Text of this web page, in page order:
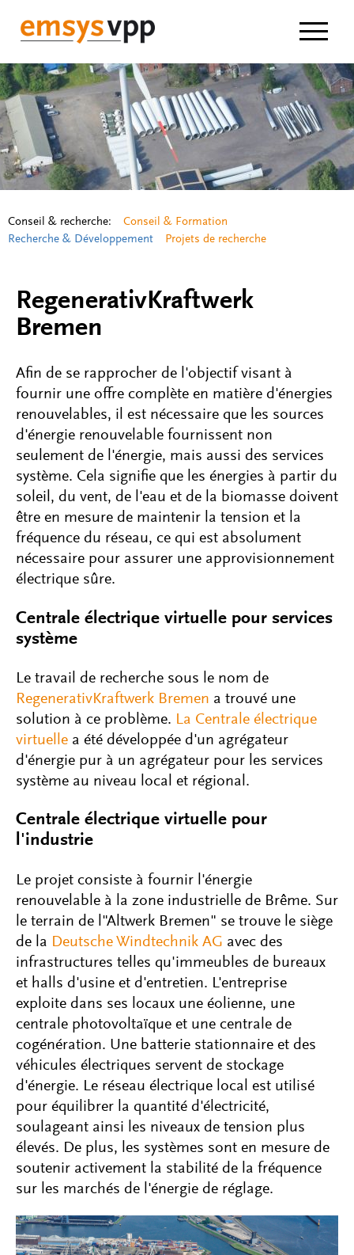
Conseil & recherche:
Conseil & Formation
Recherche & Développement
Projets de recherche
RegenerativKraftwerk
Bremen
Afin de se rapprocher de l'objectif visant à
fournir une offre complète en matière d'énergies
renouvelables, il est nécessaire que les sources
d'énergie renouvelable fournissent non
seulement de l'énergie, mais aussi des services
système. Cela signifie que les énergies à partir du
soleil, du vent, de l'eau et de la biomasse doivent
être en mesure de maintenir la tension et la
fréquence du réseau, ce qui est absolument
nécessaire pour assurer une approvisionnement
électrique sûre.
Centrale électrique virtuelle pour services
système
Le travail de recherche sous le nom de
RegenerativKraftwerk Bremen a trouvé une
solution à ce problème. La Centrale électrique
virtuelle a été développée d'un agrégateur
d'énergie pur à un agrégateur pour les services
système au niveau local et régional.
Centrale électrique virtuelle pour
l'industrie
Le projet consiste à fournir l'énergie
renouvelable à la zone industrielle de Brême. Sur
le terrain de l"Altwerk Bremen" se trouve le siège
de la Deutsche Windtechnik AG avec des
infrastructures telles qu'immeubles de bureaux
et halls d'usine et d'entretien. L'entreprise
exploite dans ses locaux une éolienne, une
centrale photovoltaïque et une centrale de
cogénération. Une batterie stationnaire et des
véhicules électriques servent de stockage
d'énergie. Le réseau électrique local est utilisé
pour équilibrer la quantité d'électricité,
soulageant ainsi les niveaux de tension plus
élevés. De plus, les systèmes sont en mesure de
soutenir activement la stabilité de la fréquence
sur les marchés de l'énergie de réglage.